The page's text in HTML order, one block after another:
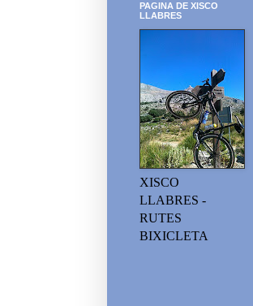
PAGINA DE XISCO
LLABRES
XISCO
LLABRES -
RUTES
BIXICLETA